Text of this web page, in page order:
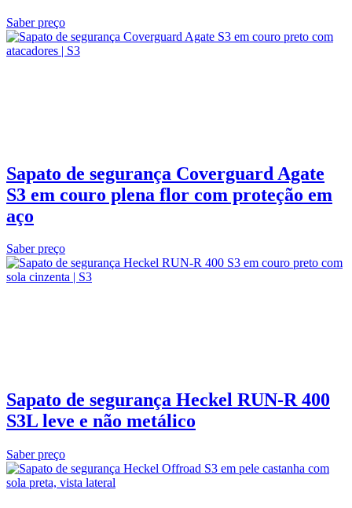
Saber preço
Sapato de segurança Coverguard Agate
S3 em couro plena flor com proteção em
aço
Saber preço
Sapato de segurança Heckel RUN-R 400
S3L leve e não metálico
Saber preço